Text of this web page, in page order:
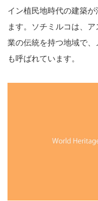
イン植民地時代の建築
ます。ソチミルコは、
業の伝統を持つ地域で
も呼ばれています。